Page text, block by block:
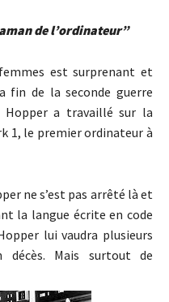
de l’ordinateur”
est surprenant et
fin de la seconde guerre
Hopper a travaillé sur la
1, le premier ordinateur à
ne s’est pas arrêté là et
la langue écrite en code
lui vaudra plusieurs
décès. Mais surtout de